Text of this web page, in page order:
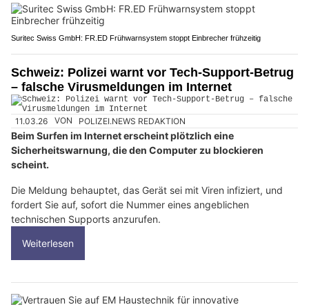
Suritec Swiss GmbH: FR.ED Frühwarnsystem stoppt Einbrecher frühzeitig
Schweiz: Polizei warnt vor Tech-Support-Betrug
– falsche Virusmeldungen im Internet
11.03.26 VON POLIZEI.NEWS REDAKTION
Beim Surfen im Internet erscheint plötzlich eine
Sicherheitswarnung, die den Computer zu blockieren
scheint.
Die Meldung behauptet, das Gerät sei mit Viren infiziert, und
fordert Sie auf, sofort die Nummer eines angeblichen
technischen Supports anzurufen.
Weiterlesen